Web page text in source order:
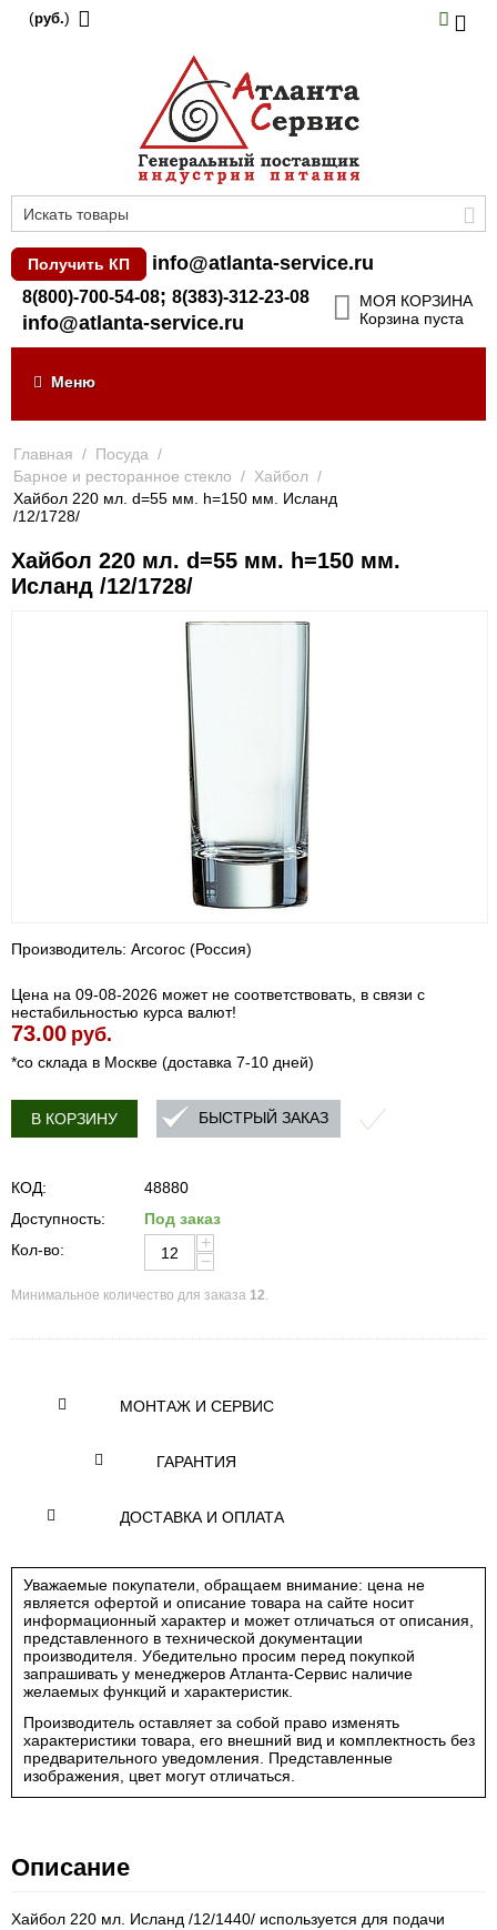
(руб.)
Получить КП info@atlanta-service.ru
8(800)-700-54-08; 8(383)-312-23-08
info@atlanta-service.ru
МОЯ КОРЗИНА
Корзина пуста
Меню
Главная / Посуда /
Барное и ресторанное стекло / Хайбол /
Хайбол 220 мл. d=55 мм. h=150 мм. Исланд
/12/1728/
Хайбол 220 мл. d=55 мм. h=150 мм.
Исланд /12/1728/
Производитель: Arcoroc (Россия)
Цена на 09-08-2026 может не соответствовать, в связи с
нестабильностью курса валют!
73.00 руб.
*со склада в Москве (доставка 7-10 дней)
В КОРЗИНУ БЫСТРЫЙ ЗАКАЗ
КОД:
48880
Доступность:
Под заказ
Кол-во:
+
−
Минимальное количество для заказа 12.
МОНТАЖ И СЕРВИС
ГАРАНТИЯ
ДОСТАВКА И ОПЛАТА
Уважаемые покупатели, обращаем внимание: цена не
является офертой и описание товара на сайте носит
информационный характер и может отличаться от описания,
представленного в технической документации
производителя. Убедительно просим перед покупкой
запрашивать у менеджеров Атланта-Сервис наличие
желаемых функций и характеристик.
Производитель оставляет за собой право изменять
характеристики товара, его внешний вид и комплектность без
предварительного уведомления. Представленные
изображения, цвет могут отличаться.
Описание
Хайбол 220 мл. Исланд /12/1440/ используется для подачи